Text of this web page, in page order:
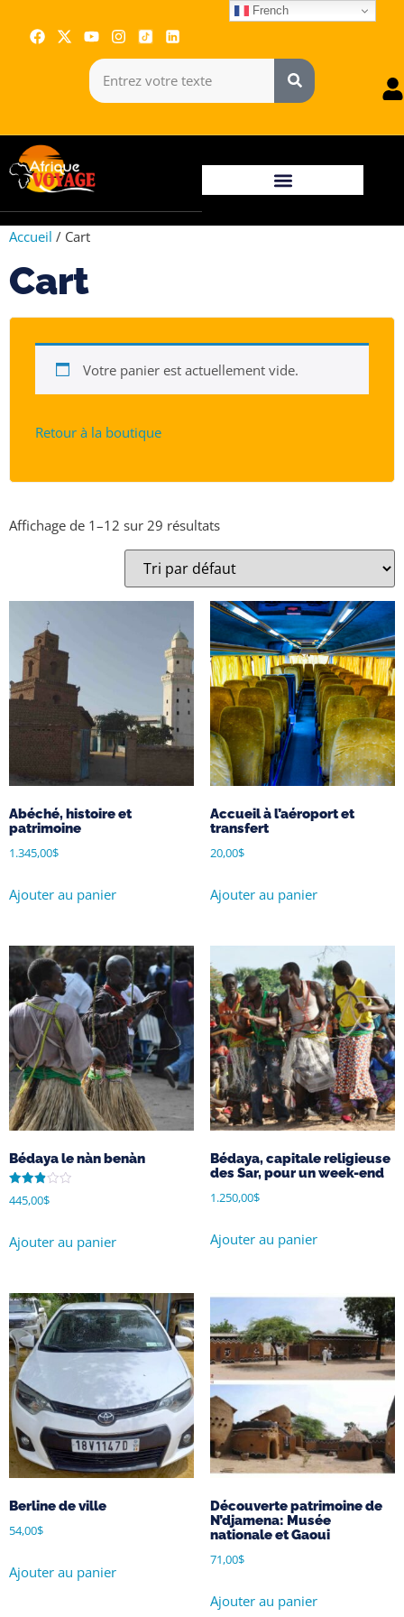
Accueil / Cart
Cart
Votre panier est actuellement vide.
Retour à la boutique
Affichage de 1–12 sur 29 résultats
Abéché, histoire et
patrimoine
1.345,00$
Ajouter au panier
Accueil à l’aéroport et
transfert
20,00$
Ajouter au panier
Bédaya le nàn benàn
Note
2.90
445,00$
Ajouter au panier
Bédaya, capitale religieuse
des Sar, pour un week-end
1.250,00$
Ajouter au panier
Berline de ville
54,00$
Ajouter au panier
Découverte patrimoine de
N’djamena: Musée
nationale et Gaoui
71,00$
Ajouter au panier
French